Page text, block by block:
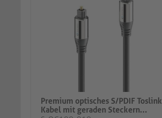
Premium optisches S/PDIF Toslink
Kabel mit geraden Steckern...